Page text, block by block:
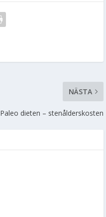
NÄSTA
Paleo dieten – stenålderskosten